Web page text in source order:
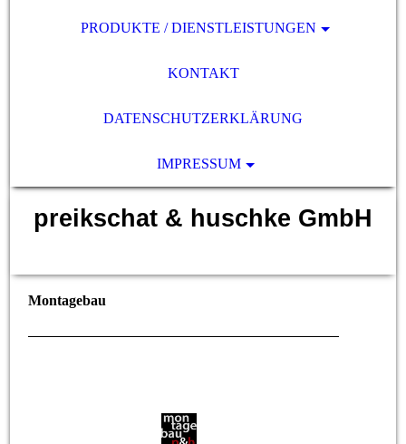
PRODUKTE / DIENSTLEISTUNGEN
KONTAKT
DATENSCHUTZERKLÄRUNG
IMPRESSUM
preikschat & huschke GmbH
Montagebau